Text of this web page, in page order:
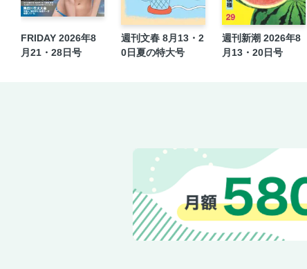
FRIDAY 2026年8
月21・28日号
週刊文春 8月13・2
0日夏の特大号
週刊新潮 2026年8
月13・20日号